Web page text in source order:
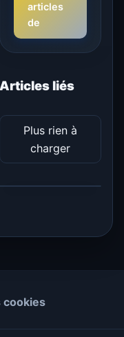
articles
de
Articles liés
Plus rien à
charger
cookies